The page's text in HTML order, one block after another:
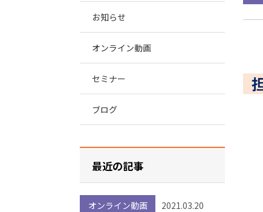
お知らせ
オンライン動画
セミナー
ブログ
最近の記事
オンライン動画 2021.03.20